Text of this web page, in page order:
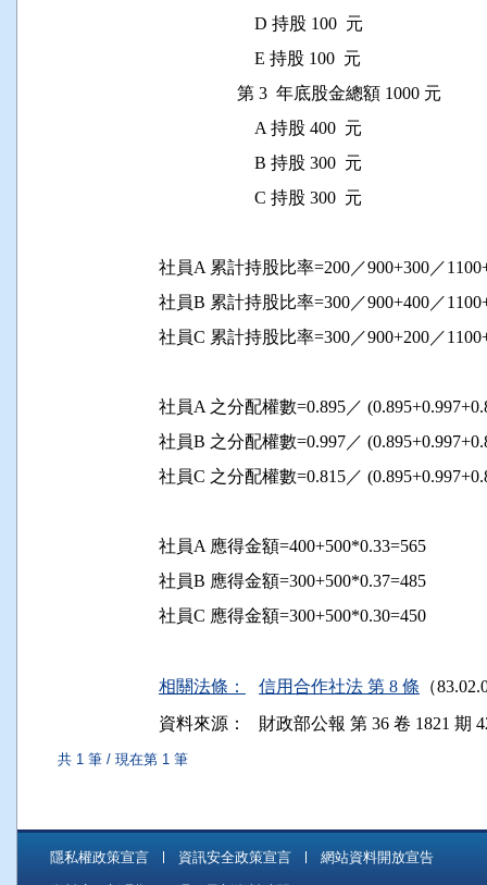
                      D 持股 100  元
                      E 持股 100  元
                  第 3  年底股金總額 1000 元
                      A 持股 400  元
                      B 持股 300  元
                      C 持股 300  元
社員A 累計持股比率=200／900+300／
社員B 累計持股比率=300／900+400／
社員C 累計持股比率=300／900+200／
社員A 之分配權數=0.895／
社員B 之分配權數=0.997／
社員C 之分配權數=0.815／
社員A 應得金額=400+500*0.33=565
社員B 應得金額=300+500*0.37=485
社員C 應得金額=300+500*0.30=450
相關法條： 信用合作社法 第 8 條 （
資料來源：
財政部公報 第 36 卷 1821 期
共 1 筆 / 現在第 1 筆
隱私權政策宣言 資訊安全政策宣言 網站資料開放宣告